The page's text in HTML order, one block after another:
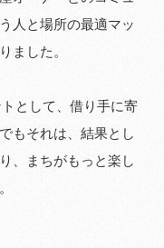
人と場所の最適マッ
ました。
として、借り手に寄
もそれは、結果とし
、まちがもっと楽し